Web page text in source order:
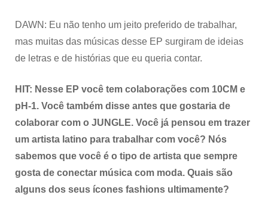
DAWN: Eu não tenho um jeito preferido de trabalhar,
mas muitas das músicas desse EP surgiram de ideias
de letras e de histórias que eu queria contar.
HIT: Nesse EP você tem colaborações com 10CM e
pH-1. Você também disse antes que gostaria de
colaborar com o JUNGLE. Você já pensou em trazer
um artista latino para trabalhar com você? Nós
sabemos que você é o tipo de artista que sempre
gosta de conectar música com moda. Quais são
alguns dos seus ícones fashions ultimamente?